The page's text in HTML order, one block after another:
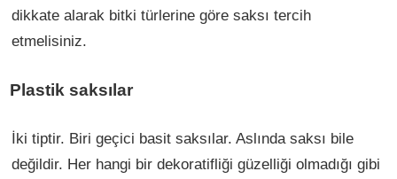
dikkate alarak bitki türlerine göre saksı tercih
etmelisiniz.
Plastik saksılar
İki tiptir. Biri geçici basit saksılar. Aslında saksı bile
değildir. Her hangi bir dekoratifliği güzelliği olmadığı gibi